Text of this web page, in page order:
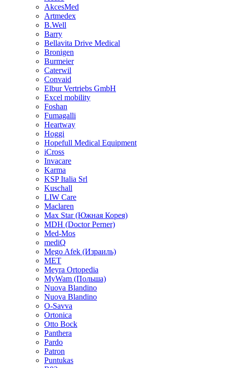
AkcesMed
Artmedex
B.Well
Barry
Bellavita Drive Medical
Bronigen
Burmeier
Caterwil
Convaid
Elbur Vertriebs GmbH
Excel mobility
Foshan
Fumagalli
Heartway
Hoggi
Hopefull Medical Equipment
iCross
Invacare
Karma
KSP Italia Srl
Kuschall
LIW Care
Maclaren
Max Star (Южная Корея)
MDH (Doctor Perner)
Med-Mos
mediQ
Mego Afek (Израиль)
MET
Meyra Ortopedia
MyWam (Польша)
Nuova Blandino
Nuova Blandino
O-Savva
Ortonica
Otto Bock
Panthera
Pardo
Patron
Puntukas